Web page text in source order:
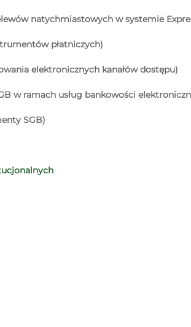
natychmiastowych w systemie
płatniczych)
elektronicznych kanałów dostępu)
w ramach usług bankowości
SGB)